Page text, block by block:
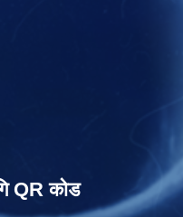
QR कोड